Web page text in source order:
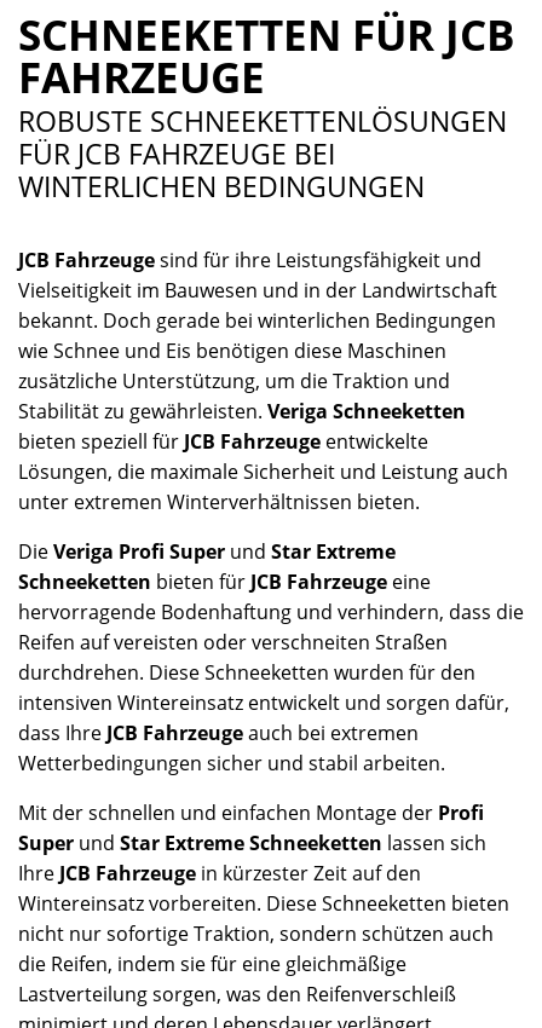
SCHNEEKETTEN FÜR JCB
FAHRZEUGE
ROBUSTE SCHNEEKETTENLÖSUNGEN
FÜR JCB FAHRZEUGE BEI
WINTERLICHEN BEDINGUNGEN
JCB Fahrzeugesind für ihre Leistungsfähigkeit und
Vielseitigkeit im Bauwesen und in der Landwirtschaft
bekannt. Doch gerade bei winterlichen Bedingungen
wie Schnee und Eis benötigen diese Maschinen
zusätzliche Unterstützung, um die Traktion und
Stabilität zu gewährleisten. Veriga Schneeketten
bieten speziell für JCB Fahrzeuge entwickelte
Lösungen, die maximale Sicherheit und Leistung auch
unter extremen Winterverhältnissen bieten.
DieVeriga Profi Super und Star Extreme
Schneeketten bieten für JCB Fahrzeuge eine
hervorragende Bodenhaftung und verhindern, dass die
Reifen auf vereisten oder verschneiten Straßen
durchdrehen. Diese Schneeketten wurden für den
intensiven Wintereinsatz entwickelt und sorgen dafür,
dass Ihre JCB Fahrzeugeauch bei extremen
Wetterbedingungen sicher und stabil arbeiten.
Mit der schnellen und einfachen Montage der Profi
Super und Star Extreme Schneeketten lassen sich
Ihre JCB Fahrzeuge in kürzester Zeit auf den
Wintereinsatz vorbereiten. Diese Schneeketten bieten
nicht nur sofortige Traktion, sondern schützen auch
die Reifen, indem sie für eine gleichmäßige
Lastverteilung sorgen, was den Reifenverschleiß